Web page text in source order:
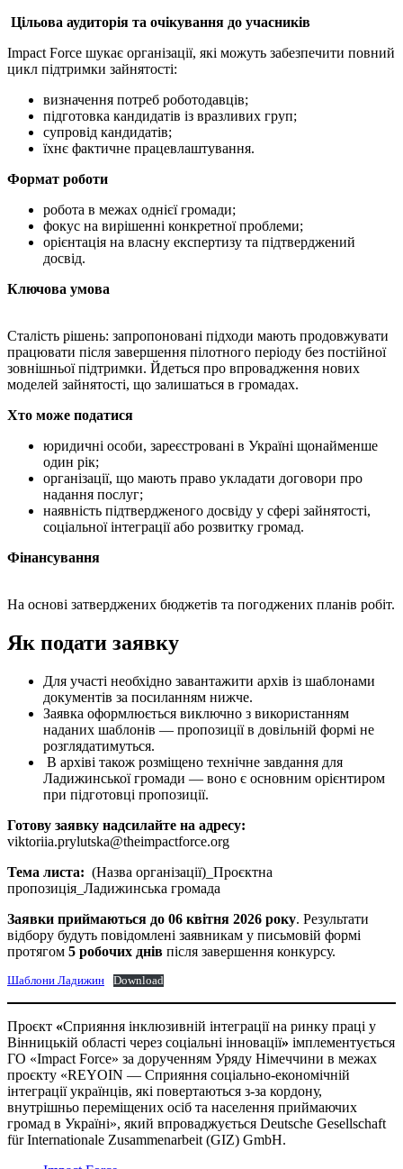
Цільова аудиторія та очікування до учасників
Impact Force шукає організації, які можуть забезпечити повний
цикл підтримки зайнятості:
визначення потреб роботодавців;
підготовка кандидатів із вразливих груп;
супровід кандидатів;
їхнє фактичне працевлаштування.
Формат роботи
робота в межах однієї громади;
фокус на вирішенні конкретної проблеми;
орієнтація на власну експертизу та підтверджений
досвід.
Ключова умова
Сталiсть рішень: запропоновані підходи мають продовжувати
працювати після завершення пілотного періоду без постійної
зовнішньої підтримки. Йдеться про впровадження нових
моделей зайнятості, що залишаться в громадах.
Хто може податися
юридичні особи, зареєстровані в Україні щонайменше
один рік;
організації, що мають право укладати договори про
надання послуг;
наявність підтвердженого досвіду у сфері зайнятості,
соціальної інтеграції або розвитку громад.
Фінансування
На основі затверджених бюджетів та погоджених планів робіт.
Як подати заявку
Для участі необхідно завантажити архів із шаблонами
документів за посиланням нижче.
Заявка оформлюється виключно з використанням
наданих шаблонів — пропозиції в довільній формі не
розглядатимуться.
В архіві також розміщено технічне завдання для
Ладижинської громади — воно є основним орієнтиром
при підготовці пропозиції.
Готову заявку надсилайте на адресу:
viktoriia.prylutska@theimpactforce.org
Тема листа: (Назва організації)_Проєктна
пропозиція_Ладижинська громада
Заявки приймаються до 06 квітня 2026 року. Результати
відбору будуть повідомлені заявникам у письмовій формі
протягом 5 робочих днів після завершення конкурсу.
Шаблони Ладижин Download
Проєкт «Сприяння інклюзивній інтеграції на ринку праці у
Вінницькій області через соціальні інновації» імплементується
ГО «Impact Force» за дорученням Уряду Німеччини в межах
проєкту «REYOIN — Cприяння соціально-економічній
інтеграції українців, які повертаються з-за кордону,
внутрішньо переміщених осіб та населення приймаючих
громад в Україні», який впроваджується Deutsche Gesellschaft
für Internationale Zusammenarbeit (GIZ) GmbH.